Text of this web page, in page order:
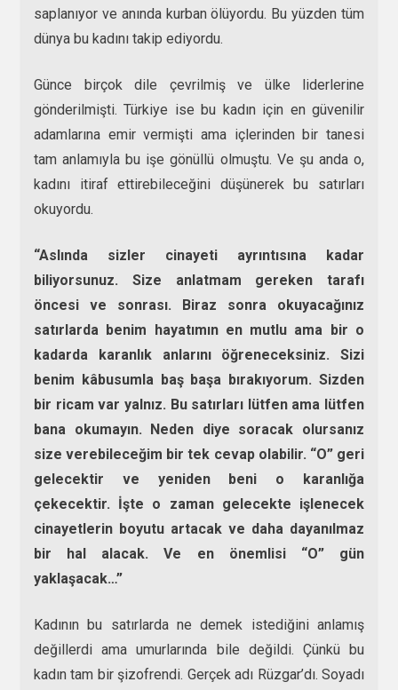
saplanıyor ve anında kurban ölüyordu. Bu yüzden tüm
dünya bu kadını takip ediyordu.
Günce birçok dile çevrilmiş ve ülke liderlerine
gönderilmişti. Türkiye ise bu kadın için en güvenilir
adamlarına emir vermişti ama içlerinden bir tanesi
tam anlamıyla bu işe gönüllü olmuştu. Ve şu anda o,
kadını itiraf ettirebileceğini düşünerek bu satırları
okuyordu.
“Aslında sizler cinayeti ayrıntısına kadar
biliyorsunuz. Size anlatmam gereken tarafı
öncesi ve sonrası. Biraz sonra okuyacağınız
satırlarda benim hayatımın en mutlu ama bir o
kadarda karanlık anlarını öğreneceksiniz. Sizi
benim kâbusumla baş başa bırakıyorum. Sizden
bir ricam var yalnız. Bu satırları lütfen ama lütfen
bana okumayın. Neden diye soracak olursanız
size verebileceğim bir tek cevap olabilir. “O” geri
gelecektir ve yeniden beni o karanlığa
çekecektir. İşte o zaman gelecekte işlenecek
cinayetlerin boyutu artacak ve daha dayanılmaz
bir hal alacak. Ve en önemlisi “O” gün
yaklaşacak…”
Kadının bu satırlarda ne demek istediğini anlamış
değillerdi ama umurlarında bile değildi. Çünkü bu
kadın tam bir şizofrendi. Gerçek adı Rüzgar’dı. Soyadı